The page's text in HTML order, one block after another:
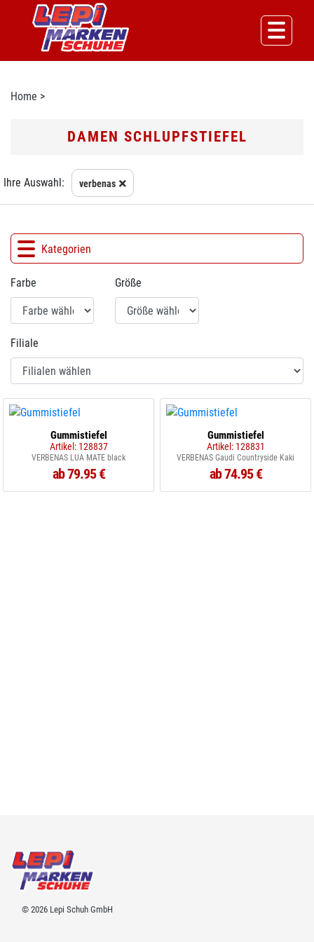
Home >
DAMEN SCHLUPFSTIEFEL
Ihre Auswahl: verbenas
Kategorien
Farbe Größe
Filiale
Gummistiefel
Artikel: 128837
VERBENAS LUA MATE black
ab 79.95 €
Gummistiefel
Artikel: 128831
VERBENAS Gaudi Countryside Kaki
ab 74.95 €
© 2026 Lepi Schuh GmbH